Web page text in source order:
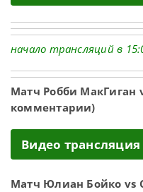
начало трансляций в
Матч Робби МакГиган
комментарии)
Видео трансляция
Матч Юлиан Бойко vs